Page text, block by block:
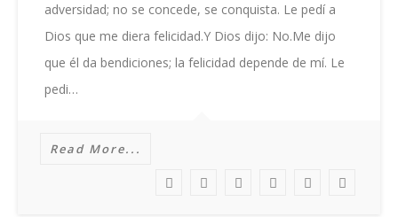
adversidad; no se concede, se conquista. Le pedí a
Dios que me diera felicidad.Y Dios dijo: No.Me dijo
que él da bendiciones; la felicidad depende de mí. Le
pedi…
Read More...